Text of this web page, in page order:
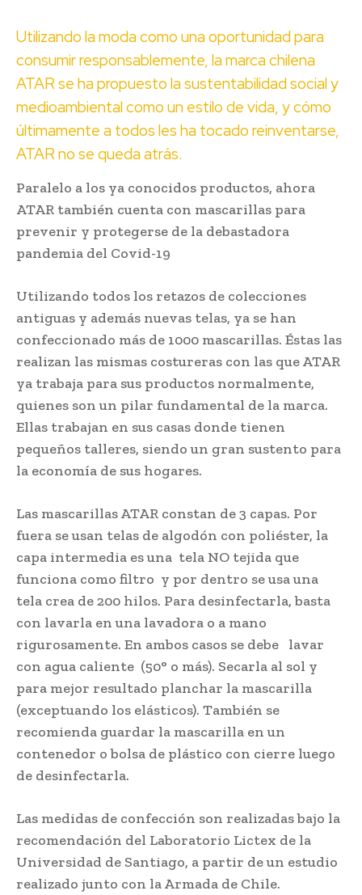
Utilizando la moda como una oportunidad para
consumir responsablemente, la marca chilena
ATAR se ha propuesto la sustentabilidad social y
medioambiental como un estilo de vida, y cómo
últimamente a todos les ha tocado reinventarse,
ATAR no se queda atrás.
Paralelo a los ya conocidos productos, ahora
ATAR también cuenta con mascarillas para
prevenir y protegerse de la debastadora
pandemia del Covid-19
Utilizando todos los retazos de colecciones
antiguas y además nuevas telas, ya se han
confeccionado más de 1000 mascarillas. Éstas las
realizan las mismas costureras con las que ATAR
ya trabaja para sus productos normalmente,
quienes son un pilar fundamental de la marca.
Ellas trabajan en sus casas donde tienen
pequeños talleres, siendo un gran sustento para
la economía de sus hogares.
Las mascarillas ATAR constan de 3 capas. Por
fuera se usan telas de algodón con poliéster, la
capa intermedia es una tela NO tejida que
funciona como filtro y por dentro se usa una
tela crea de 200 hilos. Para desinfectarla, basta
con lavarla en una lavadora o a mano
rigurosamente. En ambos casos se debe lavar
con agua caliente (50° o más). Secarla al sol y
para mejor resultado planchar la mascarilla
(exceptuando los elásticos). También se
recomienda guardar la mascarilla en un
contenedor o bolsa de plástico con cierre luego
de desinfectarla.
Las medidas de confección son realizadas bajo la
recomendación del Laboratorio Lictex de la
Universidad de Santiago, a partir de un estudio
realizado junto con la Armada de Chile.